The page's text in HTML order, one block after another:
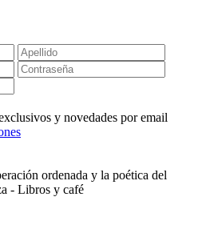
y novedades por email